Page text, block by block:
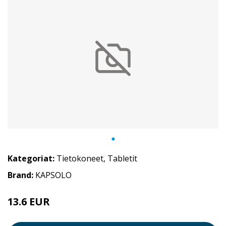
Kategoriat: Tietokoneet, Tabletit
Brand: KAPSOLO
13.6 EUR